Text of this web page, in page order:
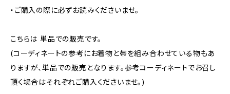
・ご購入の際に必ずお読みくださいませ。
こちらは 単品での販売です。
(コーディネートの参考にお着物と帯を組み合わせている物もあ
りますが、単品での販売となります。参考コーディネートでお召し
頂く場合はそれぞれご購入くださいませ。)